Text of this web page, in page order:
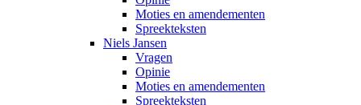
Moties en amendementen
Spreekteksten
Niels Jansen
Vragen
Opinie
Moties en amendementen
Spreekteksten